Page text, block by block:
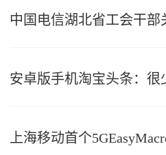
中国电信湖北省工会干部
安卓版手机淘宝头条：很
上海移动首个